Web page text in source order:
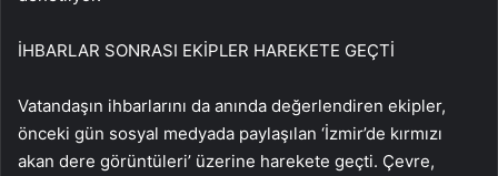
İHBARLAR SONRASI EKİPLER HAREKETE GEÇTİ
Vatandaşın ihbarlarını da anında değerlendiren ekipler,
önceki gün sosyal medyada paylaşılan ‘İzmir’de kırmızı
akan dere görüntüleri’ üzerine harekete geçti. Çevre,